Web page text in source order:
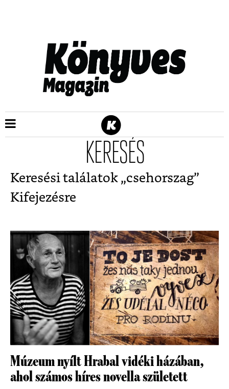
KERESÉS
Keresési találatok „csehorszag”
Kifejezésre
Múzeum nyílt Hrabal vidéki házában,
ahol számos híres novella született